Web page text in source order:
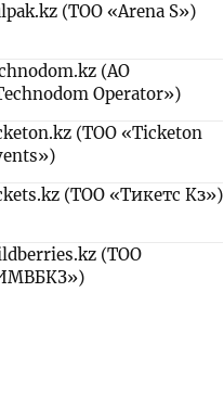
(ТОО «Arena S»)
(АО
Operator»)
(ТОО «Ticketon
(ТОО «Тикетс Кз»)
(ТОО